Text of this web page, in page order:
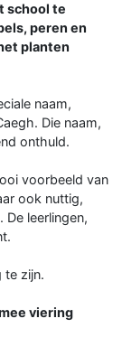
school te
peren en
planten
naam,
Die naam,
onthuld.
voorbeeld van
ook nuttig,
De leerlingen,
te zijn.
viering